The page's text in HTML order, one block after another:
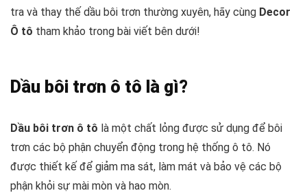
tra và thay thế dầu bôi trơn thường xuyên, hãy cùng Decor
Ô tô tham khảo trong bài viết bên dưới!
Dầu bôi trơn ô tô là gì?
Dầu bôi trơn ô tô là một chất lỏng được sử dụng để bôi
trơn các bộ phận chuyển động trong hệ thống ô tô. Nó
được thiết kế để giảm ma sát, làm mát và bảo vệ các bộ
phận khỏi sự mài mòn và hao mòn.